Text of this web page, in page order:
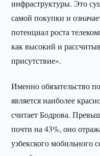
инфраструктуры. Это
самой покупки и
потенциал роста
как высокий и
присутствие».
Именно обязательство
является наиболее
считает Бодрова.
почти на 43%, оно
узбекского мобильного